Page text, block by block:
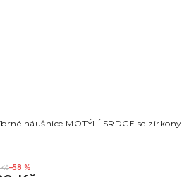
náušnice MOTÝLÍ SRDCE se zirkony
–58 %